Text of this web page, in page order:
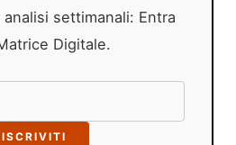
settimanali: Entra
Digitale.
ISCRIVITI